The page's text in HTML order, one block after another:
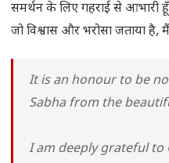
समर्थन के लिए गहराई से आभारी
जो विश्वास और भरोसा जताया है,
It is an honour to be
Sabha from the
I am deeply grateful to